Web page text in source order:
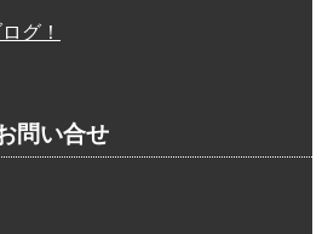
グ！
問い合せ